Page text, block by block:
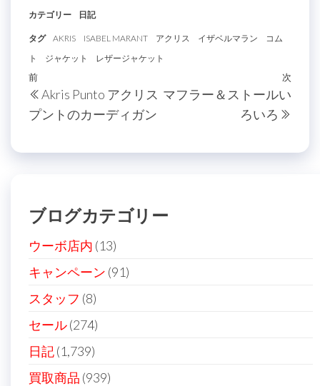
カテゴリー 日記
タグ AKRIS ISABEL MARANT アクリス イザベルマラン
コム
ト
ジャケット レザージャケット
投
稿
ナ
ビ
シ
ョ
ン
過
去
の
前
Akris Punto アクリス
プントのカーディガン
次
次
マフラー＆ストールい
ろいろ
ブログカテゴリー
ウーボ店内 (13)
キャンペーン (91)
スタッフ (8)
セール(274)
日記(1,739)
買取商品 (939)